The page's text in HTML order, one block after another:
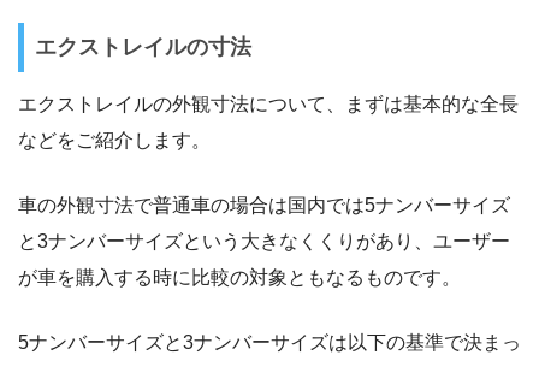
エクストレイルの寸法
エクストレイルの外観寸法について、まずは基本的な全長
などをご紹介します。
車の外観寸法で普通車の場合は国内では5ナンバーサイズ
と3ナンバーサイズという大きなくくりがあり、ユーザー
が車を購入する時に比較の対象ともなるものです。
5ナンバーサイズと3ナンバーサイズは以下の基準で決まっ